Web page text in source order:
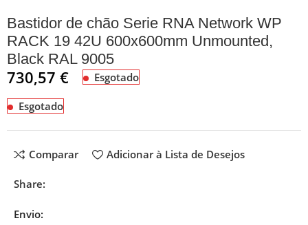
Bastidor de chão Serie RNA Network WP
RACK 19 42U 600x600mm Unmounted,
Black RAL 9005
730,57€ Esgotado
Esgotado
Comparar Adicionar à Lista de Desejos
Share:
Envio: